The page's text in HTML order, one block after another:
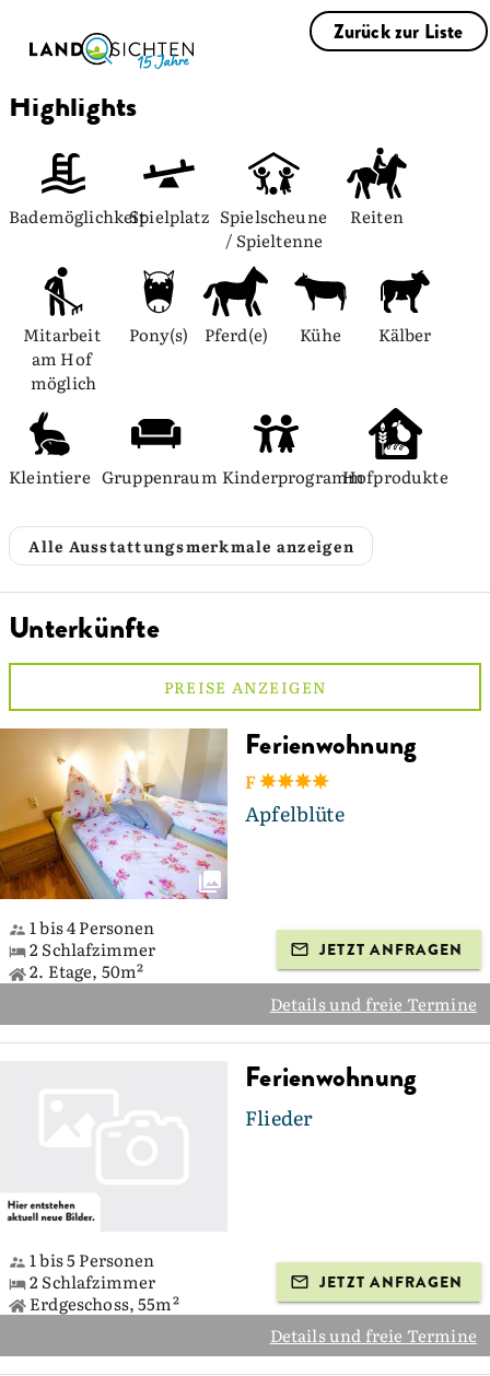
Zurück zur Liste
Highlights
BademöglichkeitSpielplatz Spielscheune
/ Spieltenne
Reiten
Mitarbeit
am Hof
möglich
Pony(s) Pferd(e) Kühe Kälber
Kleintiere Gruppenraum KinderprogrammHofprodukte
Alle Ausstattungsmerkmale anzeigen
Unterkünfte
PREISE ANZEIGEN
Ferienwohnung
F
Apfelblüte
1 bis 4 Personen
2 Schlafzimmer
2. Etage, 50m²
JETZT ANFRAGEN
Details und freie Termine
Ferienwohnung
Flieder
1 bis 5 Personen
2 Schlafzimmer
Erdgeschoss, 55m²
JETZT ANFRAGEN
Details und freie Termine